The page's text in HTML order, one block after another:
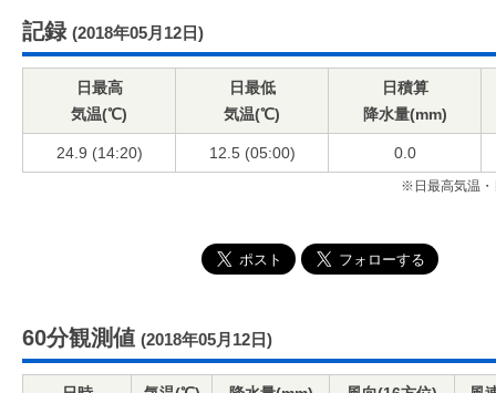
記録 (2018年05月12日)
日最高
気温(℃)
日最低
気温(℃)
日積算
降水量(mm)
24.9 (14:20) 12.5 (05:00) 0.0
※日最高気温・
60分観測値 (2018年05月12日)